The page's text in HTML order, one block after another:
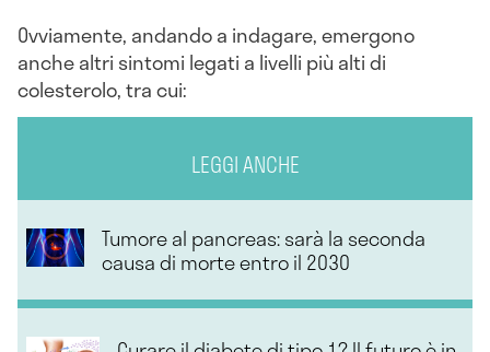
Ovviamente, andando a indagare, emergono
anche altri sintomi legati a livelli più alti di
colesterolo, tra cui:
LEGGI ANCHE
Tumore al pancreas: sarà la seconda
causa di morte entro il 2030